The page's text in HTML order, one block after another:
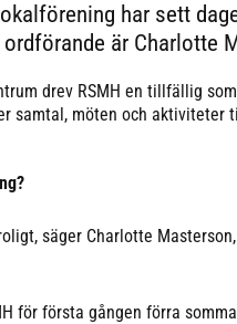
har sett
är Charlotte
drev RSMH en tillfällig
samtal, möten och aktiviteter
säger Charlotte
för första gången förra